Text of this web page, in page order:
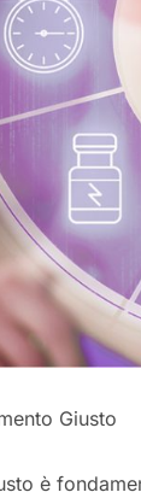
Giusto
è